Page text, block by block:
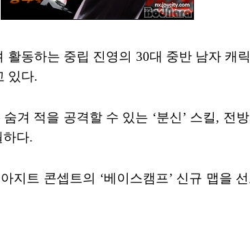
동하는 중립 진영의 30대 중반 남자 캐
있다.
겨 적을 공격할 수 있는 ‘분신’ 스킬, 전
하다.
지트 콘셉트의 ‘베이스캠프’ 신규 맵을